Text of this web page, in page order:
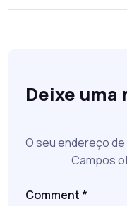
Deixe uma
O seu endereço
Campos
Comment *